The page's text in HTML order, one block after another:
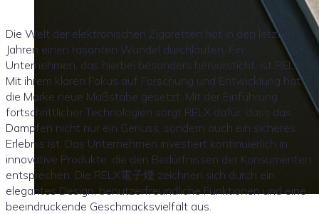
Die Welt der elektronischen Zigaretten hat in den letzten
Jahren einen rasanten Wandel durchlaufen. Ein
Unternehmen, das hierbei besonders hervorsticht, ist RELX.
Mit ihrem klaren Fokus auf Forschung und Entwicklung hat
die Marke neue Maßstäbe gesetzt. Mit der Einführung
fortschrittlicher Technologien sorgt RELX dafür, dass das
Dampfen nicht nur ein Genuss, sondern auch ein sicheres
Erlebnis ist. Das Unternehmen investiert kontinuierlich in
innovative Produkte, die den Bedürfnissen der Konsumenten
entsprechen. Die RELX電子煙 zeichnen sich durch ein
elegantes Design, benutzerfreundliche Funktionen und eine
beeindruckende Geschmacksvielfalt aus.